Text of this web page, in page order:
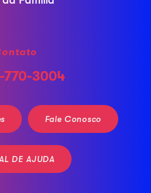
3004
Fale Conosco
DE AJUDA